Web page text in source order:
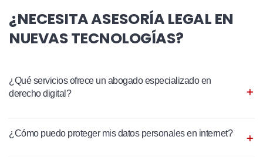
¿NECESITA ASESORÍA LEGAL EN
NUEVAS TECNOLOGÍAS?
¿Qué servicios ofrece un abogado especializado en
derecho digital?
¿Cómo puedo proteger mis datos personales en internet?